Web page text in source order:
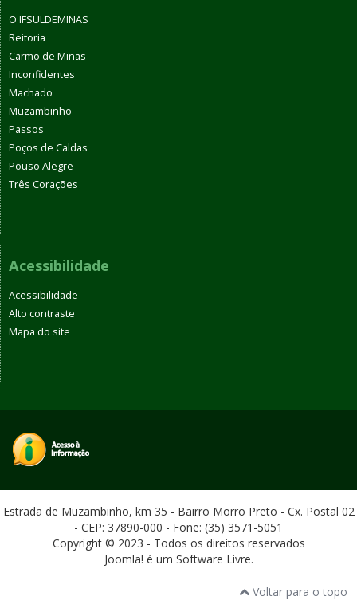
O IFSULDEMINAS
Reitoria
Carmo de Minas
Inconfidentes
Machado
Muzambinho
Passos
Poços de Caldas
Pouso Alegre
Três Corações
Acessibilidade
Acessibilidade
Alto contraste
Mapa do site
Estrada de Muzambinho, km 35 - Bairro Morro Preto - Cx. Postal 02
- CEP: 37890-000 - Fone: (35) 3571-5051
Copyright © 2023 - Todos os direitos reservados
Joomla! é um Software Livre.
Voltar para o topo